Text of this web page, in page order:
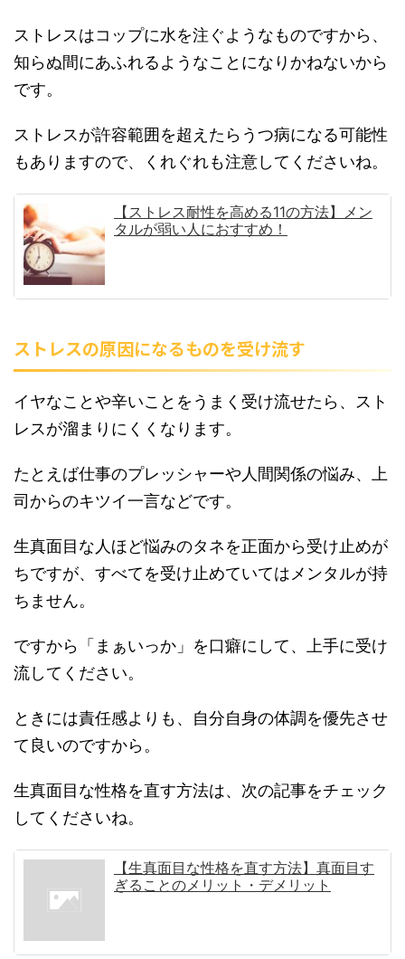
ストレスはコップに水を注ぐようなものですから、
知らぬ間にあふれるようなことになりかねないから
です。
ストレスが許容範囲を超えたらうつ病になる可能性
もありますので、くれぐれも注意してくださいね。
【ストレス耐性を高める11の方法】メン
タルが弱い人におすすめ！
ストレスの原因になるものを受け流す
イヤなことや辛いことをうまく受け流せたら、スト
レスが溜まりにくくなります。
たとえば仕事のプレッシャーや人間関係の悩み、上
司からのキツイ一言などです。
生真面目な人ほど悩みのタネを正面から受け止めが
ちですが、すべてを受け止めていてはメンタルが持
ちません。
ですから「まぁいっか」を口癖にして、上手に受け
流してください。
ときには責任感よりも、自分自身の体調を優先させ
て良いのですから。
生真面目な性格を直す方法は、次の記事をチェック
してくださいね。
【生真面目な性格を直す方法】真面目す
ぎることのメリット・デメリット